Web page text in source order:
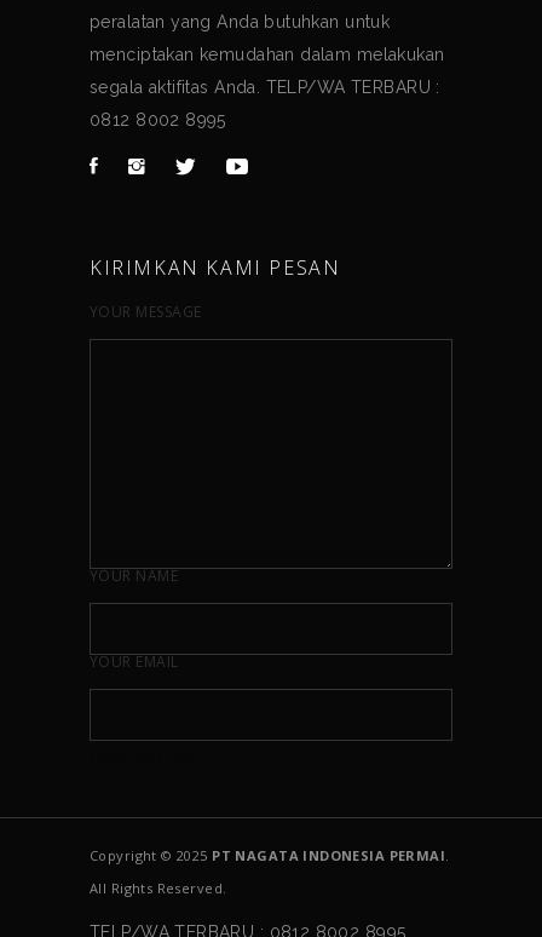
peralatan yang Anda butuhkan untuk
menciptakan kemudahan dalam melakukan
segala aktifitas Anda. TELP/WA TERBARU :
0812 8002 8995
KIRIMKAN KAMI PESAN
YOUR MESSAGE
YOUR NAME
YOUR EMAIL
Copyright © 2025 PT NAGATA INDONESIA PERMAI.
All Rights Reserved.
TELP/WA TERBARU : 0812 8002 8995